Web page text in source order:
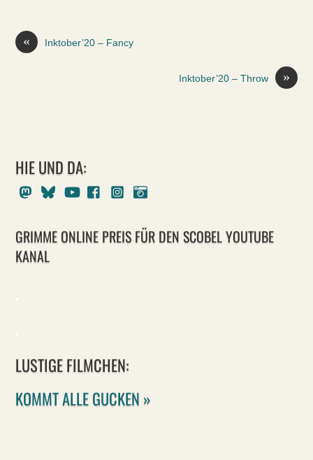
« Inktober’20 – Fancy
»
Inktober’20 – Throw
HIE UND DA:
MastodonBlueskyYoutubeFacebookInstagram
GRIMME ONLINE PREIS FÜR DEN SCOBEL YOUTUBE
KANAL
LUSTIGE FILMCHEN:
KOMMT ALLE GUCKEN »